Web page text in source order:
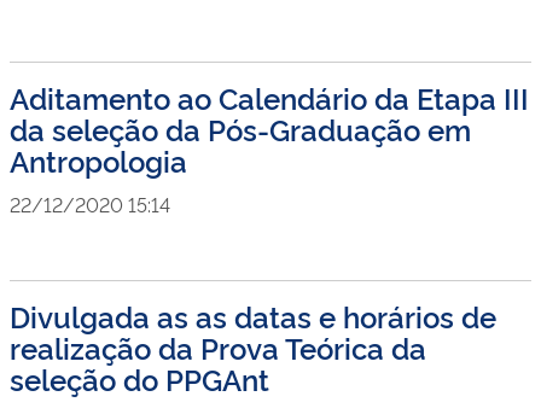
Aditamento ao Calendário da Etapa III
da seleção da Pós-Graduação em
Antropologia
22/12/2020 15:14
Divulgada as as datas e horários de
realização da Prova Teórica da
seleção do PPGAnt